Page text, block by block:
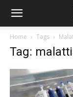
Home Tags
Tag: